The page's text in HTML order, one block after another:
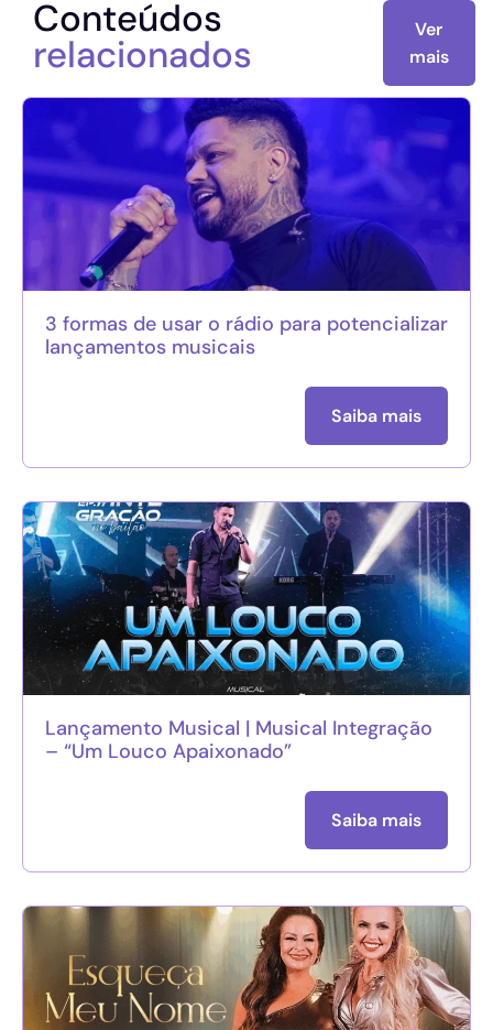
Conteúdos
relacionados
Ver
mais
3 formas de usar o rádio para potencializar
lançamentos musicais
Saiba mais
Lançamento Musical | Musical Integração
– “Um Louco Apaixonado”
Saiba mais